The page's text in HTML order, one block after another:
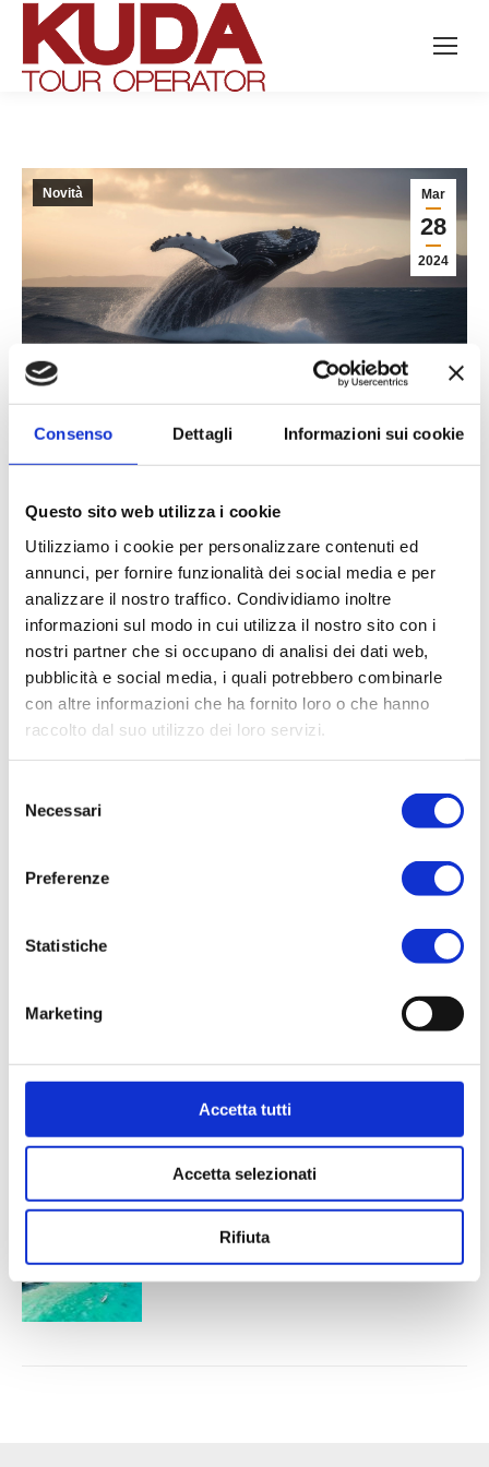
Consenso Dettagli Informazioni sui cookie
Questo sito web utilizza i cookie
Utilizziamo i cookie per personalizzare contenuti ed
annunci, per fornire funzionalità dei social media e per
analizzare il nostro traffico. Condividiamo inoltre
informazioni sul modo in cui utilizza il nostro sito con i
nostri partner che si occupano di analisi dei dati web,
pubblicità e social media, i quali potrebbero combinarle
con altre informazioni che ha fornito loro o che hanno
raccolto dal suo utilizzo dei loro servizi.
delNecessari
Preferenze
Statistiche
Marketing
Accetta tutti
Accetta selezionati
Rifiuta
Search:
Mar
28
2024
Novità
novembre, quando le maestose balene australi intraprendono il
l’accoppiamento. Questo spettacolo straordinario, fuori
natura.
Hermanus, una pittoresca cittadina che si affaccia sulla Walker
Bay, tra Cape Town e Cape Agulhas, è rinomata come la migliore
postazione a terra al mondo per l’avvistamento delle balene. Qui,
le balene australi regalano uno spettacolo mozzafiato con i loro
maestosi salti, spruzzi d’acqua e movimenti sinuosi delle pinne e
delle code. Spesso, queste regine del mare si avvicinano alla
costa, offrendo agli spettatori l’opportunità di vederle da vicino,
talvolta a soli pochi metri di distanza dalla riva.
Un’avventura magica…
TI POTREBBE INTERESSARE...
Glasgow
Aprile 4, 2024
Zanzibar e il fenomeno della bassa marea
Aprile 3, 2024